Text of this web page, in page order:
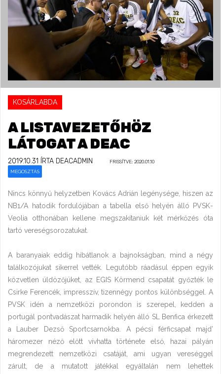
KOSÁRLABDA
A LISTAVEZETŐHÖZ
LÁTOGAT A DEAC
2019.10.31 ÍRTA DEACADMIN FRISSÍTVE: 2020.01.10
MEGOSZTÁS
Nincs könnyű helyzetben Kovács Adrián legénysége, hiszen az
NB1/A hatodik fordulójában a tabella első helyén álló PVSK-
Veolia otthonában kellene megszakítaniuk két mérkőzés óta
tartó vereségsorozatukat.
A baranyaiak eddig hibátlanok a bajnokságban, mind a négy
találkozójukat sikerrel vették. Legutóbb ráadásul éppen egyik
közvetlen üldözőjüket, az EGIS Körmend csapatát győzték le
Csirke Ferencék, impresszív, tizennégy pontos különbséggel. A
PVSK idén a nemzetközi porondon is szerepel, kedden a
portugál pontvadászat harmadik helyén álló SL Benfica érkezett
a Lauber Dezső Sportcsarnokba. A pécsi férficsapat majd’
háromezer néző előtt vívhatta története első, hazai pályán
megrendezett nemzetközi csatáját, ami ugyan vereséggel
zárult, de a mutatott játékkal egyáltalán nem lehettek